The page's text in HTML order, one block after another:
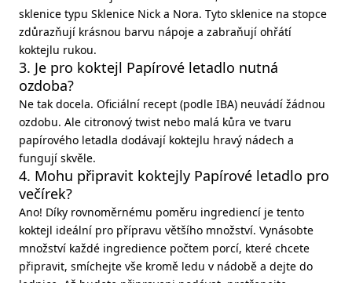
sklenice typu Sklenice Nick a Nora. Tyto sklenice na stopce
zdůrazňují krásnou barvu nápoje a zabraňují ohřátí
koktejlu rukou.
3. Je pro koktejl Papírové letadlo nutná
ozdoba?
Ne tak docela. Oficiální recept (podle IBA) neuvádí žádnou
ozdobu. Ale citronový twist nebo malá kůra ve tvaru
papírového letadla dodávají koktejlu hravý nádech a
fungují skvěle.
4. Mohu připravit koktejly Papírové letadlo pro
večírek?
Ano! Díky rovnoměrnému poměru ingrediencí je tento
koktejl ideální pro přípravu většího množství. Vynásobte
množství každé ingredience počtem porcí, které chcete
připravit, smíchejte vše kromě ledu v nádobě a dejte do